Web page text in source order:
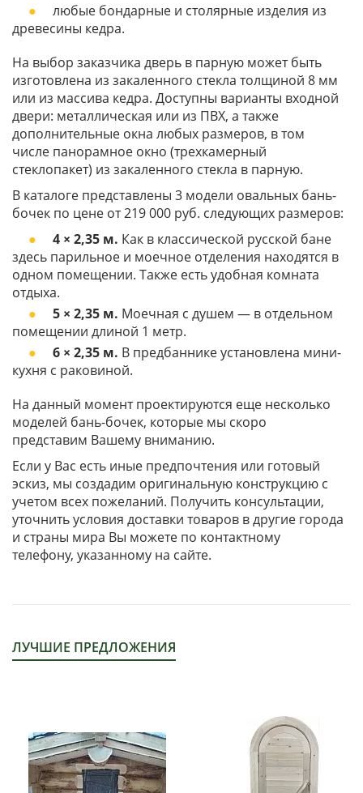
любые бондарные и столярные изделия из
древесины кедра.
На выбор заказчика дверь в парную может быть
изготовлена из закаленного стекла толщиной 8 мм
или из массива кедра. Доступны варианты входной
двери: металлическая или из ПВХ, а также
дополнительные окна любых размеров, в том
числе панорамное окно (трехкамерный
стеклопакет) из закаленного стекла в парную.
В каталоге представлены 3 модели овальных бань-
бочек по цене от 219 000 руб. следующих размеров:
4 × 2,35 м. Как в классической русской бане
здесь парильное и моечное отделения находятся в
одном помещении. Также есть удобная комната
отдыха.
5 × 2,35 м. Моечная с душем — в отдельном
помещении длиной 1 метр.
6 × 2,35 м. В предбаннике установлена мини-
кухня с раковиной.
На данный момент проектируются еще несколько
моделей бань-бочек, которые мы скоро
представим Вашему вниманию.
Если у Вас есть иные предпочтения или готовый
эскиз, мы создадим оригинальную конструкцию с
учетом всех пожеланий. Получить консультации,
уточнить условия доставки товаров в другие города
и страны мира Вы можете по контактному
телефону, указанному на сайте.
ЛУЧШИЕ ПРЕДЛОЖЕНИЯ